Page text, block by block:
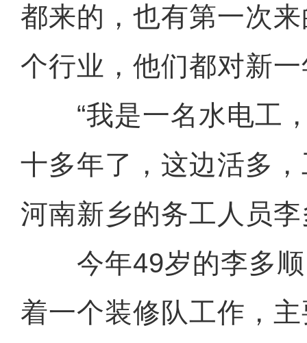
都来的，也有第一次
个行业，他们都对新
“我是一名水电工，
十多年了，这边活多
河南新乡的务工人员
今年49岁的李多顺
着一个装修队工作，